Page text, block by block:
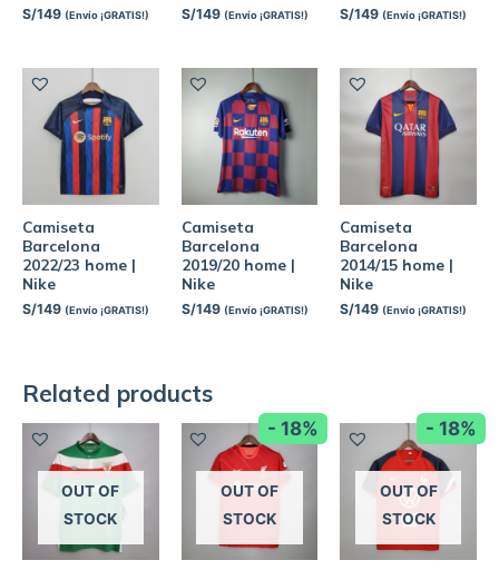
S/149 (Envío ¡GRATIS!) S/149 (Envío ¡GRATIS!) S/149 (Envío ¡GRATIS!)
Camiseta
Barcelona
2022/23 home |
Nike
S/149 (Envío ¡GRATIS!)
Camiseta
Barcelona
2019/20 home |
Nike
S/149 (Envío ¡GRATIS!)
Camiseta
Barcelona
2014/15 home |
Nike
S/149 (Envío ¡GRATIS!)
Related products
OUT OF
STOCK
- 18%
OUT OF
STOCK
- 18%
OUT OF
STOCK